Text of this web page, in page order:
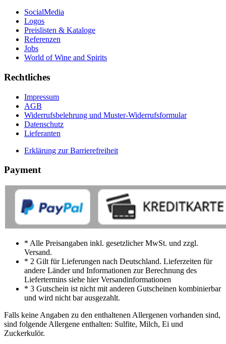
SocialMedia
Logos
Preislisten & Kataloge
Referenzen
Jobs
World of Wine and Spirits
Rechtliches
Impressum
AGB
Widerrufsbelehrung und Muster-Widerrufsformular
Datenschutz
Lieferanten
Erklärung zur Barrierefreiheit
Payment
* Alle Preisangaben inkl. gesetzlicher MwSt. und zzgl.
Versand.
* 2 Gilt für Lieferungen nach Deutschland. Lieferzeiten für
andere Länder und Informationen zur Berechnung des
Liefertermins siehe hier Versandinformationen
* 3 Gutschein ist nicht mit anderen Gutscheinen kombinierbar
und wird nicht bar ausgezahlt.
Falls keine Angaben zu den enthaltenen Allergenen vorhanden sind,
sind folgende Allergene enthalten: Sulfite, Milch, Ei und
Zuckerkulör.